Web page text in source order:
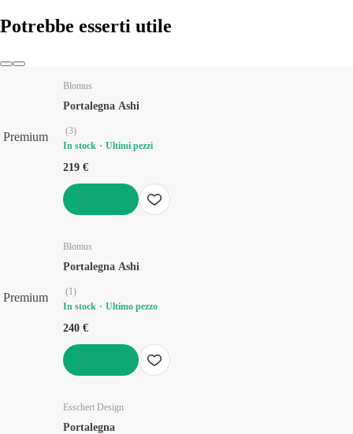
Potrebbe esserti utile
Premium
Blomus
Portalegna Ashi
(3)
In stock
Ultimi pezzi
219 €
Premium
Blomus
Portalegna Ashi
(1)
In stock
Ultimo pezzo
240 €
Esschert Design
Portalegna